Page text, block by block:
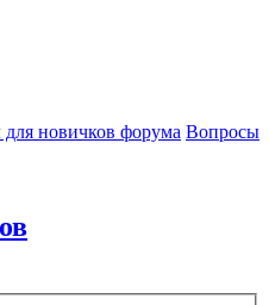
для новичков форума Вопросы